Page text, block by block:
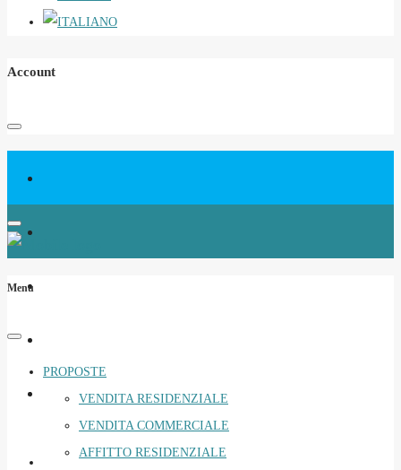
Account
PROPOSTE
Menu
PROPOSTE
VENDITA RESIDENZIALE
VENDITA COMMERCIALE
AFFITTO RESIDENZIALE